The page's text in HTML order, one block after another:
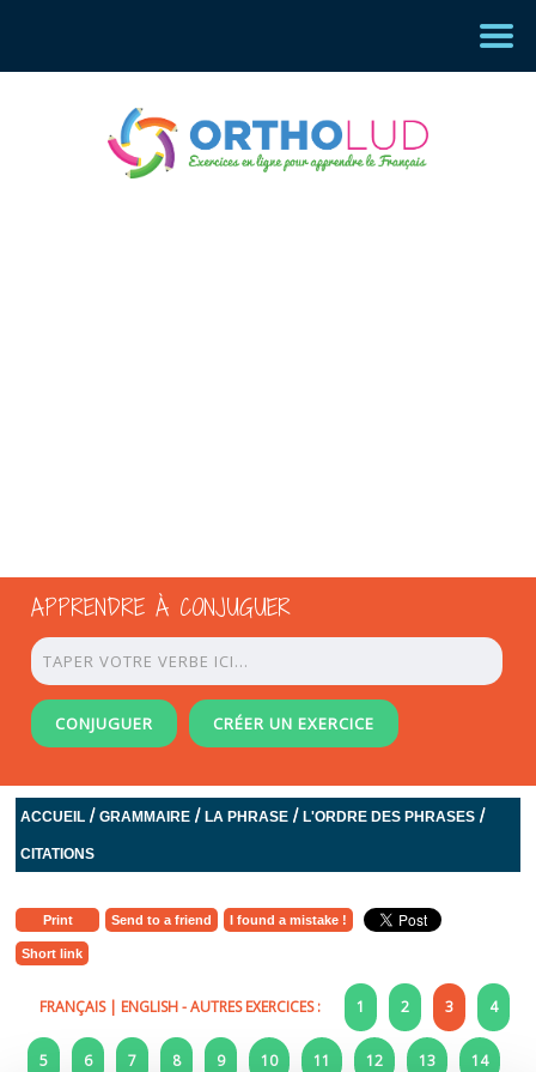
APPRENDRE À CONJUGUER
CONJUGUER CRÉER UN EXERCICE
ACCUEIL /GRAMMAIRE /LA PHRASE /L'ORDRE DES PHRASES /
CITATIONS
Print Send to a friend I found a mistake !
Short link
FRANÇAIS| ENGLISH- AUTRES EXERCICES : 1 2 3 4
5 6 7 8 9 10 11 12 13 14